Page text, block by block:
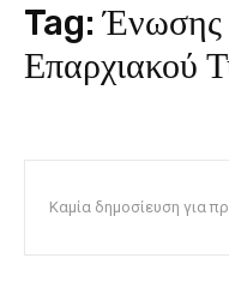
Tag:Ένωσης
Επαρχιακού
Καμία δημοσίευση για